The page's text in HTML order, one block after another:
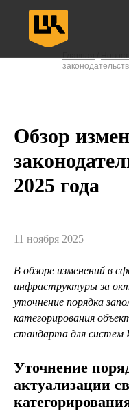
Главная/
Обзор
2025 года
11 ноября 2025
В обзоре изменений в
инфраструктуры за
уточнение порядка
категорирования
стандарта для
Уточнение
актуализации